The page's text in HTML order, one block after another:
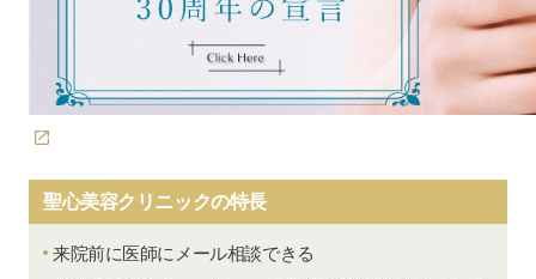
聖心美容クリニックの特長
来院前に医師にメール相談できる